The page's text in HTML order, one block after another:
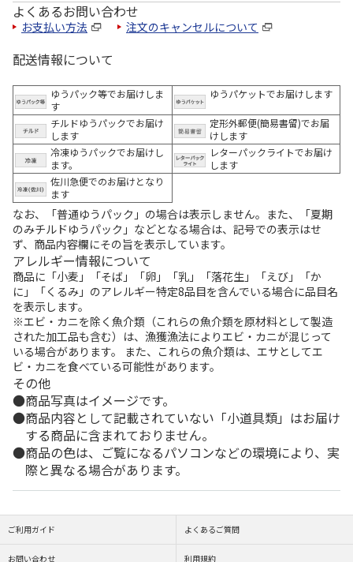
よくあるお問い合わせ
お支払い方法 注文のキャンセルについて
配送情報について
ゆうパック等でお届けしま
す
ゆうパケットでお届けします
チルドゆうパックでお届け
します
定形外郵便(簡易書留)でお届
けします
冷凍ゆうパックでお届けし
ます。
レターパックライトでお届け
します
佐川急便でのお届けとなり
ます
なお、「普通ゆうパック」の場合は表示しません。また、「夏期
のみチルドゆうパック」などとなる場合は、記号での表示はせ
ず、商品内容欄にその旨を表示しています。
アレルギー情報について
商品に「小麦」「そば」「卵」「乳」「落花生」「えび」「か
に」「くるみ」のアレルギー特定8品目を含んでいる場合に品目名
を表示します。
※エビ・カニを除く魚介類（これらの魚介類を原材料として製造
された加工品も含む）は、漁獲漁法によりエビ・カニが混じって
いる場合があります。 また、これらの魚介類は、エサとしてエ
ビ・カニを食べている可能性があります。
その他
商品写真はイメージです。
商品内容として記載されていない「小道具類」はお届け
する商品に含まれておりません。
商品の色は、ご覧になるパソコンなどの環境により、実
際と異なる場合があります。
ご利用ガイド よくあるご質問
お問い合わせ 利用規約